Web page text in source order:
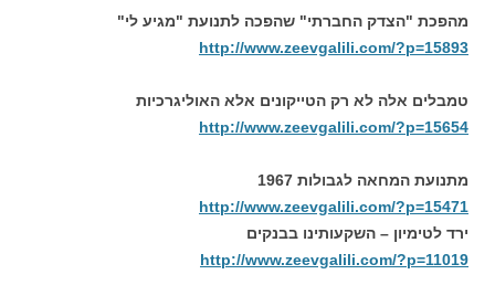
מהפכת "הצדק החברתי" שהפכה לתנועת "מגיע לי"
http://www.zeevgalili.com/?p=15893
טמבלים אלה לא רק הטייקונים אלא האוליגרכיות
http://www.zeevgalili.com/?p=15654
מתנועת המחאה לגבולות 1967
http://www.zeevgalili.com/?p=15471
ירד לטימיון – השקעותינו בבנקים
http://www.zeevgalili.com/?p=11019